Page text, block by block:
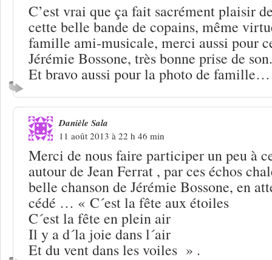
C’est vrai que ça fait sacrément plaisir
cette belle bande de copains, même
famille ami-musicale, merci aussi pour
Jérémie Bossone, très bonne prise de
Et bravo aussi pour la photo de famille…
Danièle Sala
11 août 2013 à 22 h 46 min
Merci de nous faire participer un peu à
autour de Jean Ferrat , par ces échos
belle chanson de Jérémie Bossone, en
cédé … « C´est la fête aux étoiles
C´est la fête en plein air
Il y a d´la joie dans l´air
Et du vent dans les voiles » .